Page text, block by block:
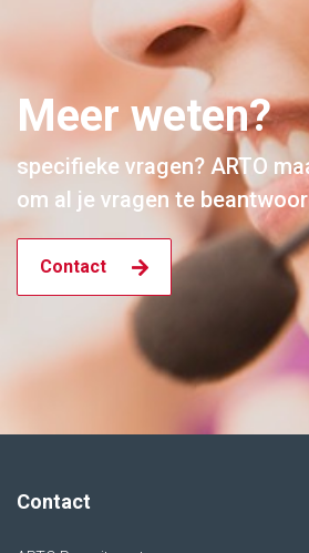
Meer weten?
specifieke vragen? ARTO
om al je vragen te
Contact
Contact